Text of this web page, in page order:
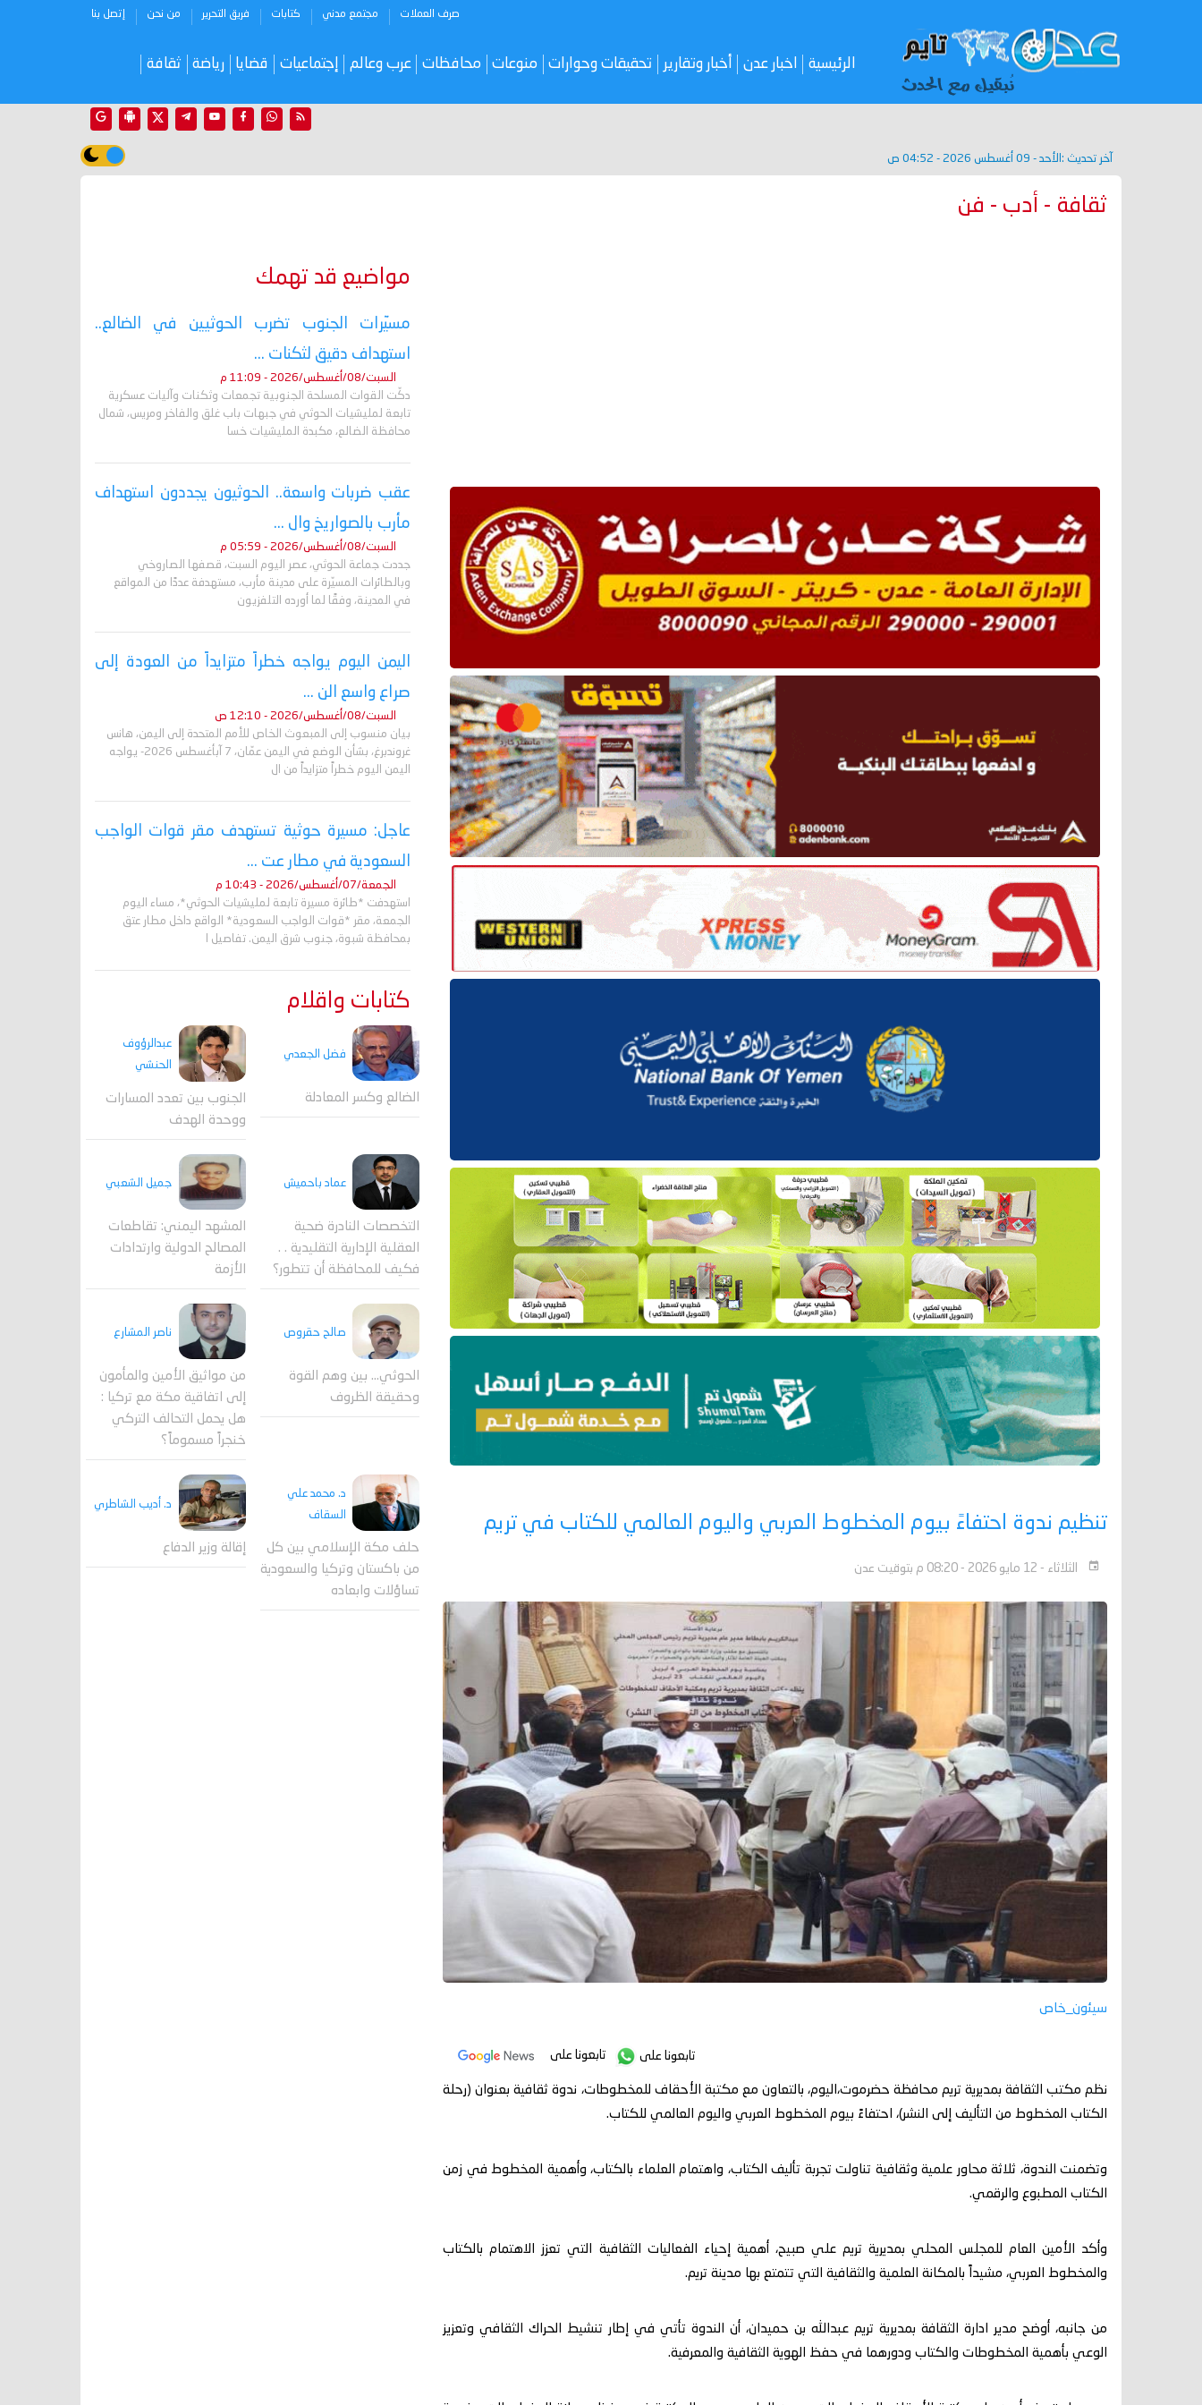
صرف العملات مجتمع مدني كتابات فريق التحرير من نحن إتصل بنا
الرئيسية اخبار عدن أخبار وتقارير تحقيقات وحوارات منوعات محافظات عرب وعالم إجتماعيات قضايا رياضة ثقافة
آخر تحديث : الأحد - 09 أغسطس 2026 - 04:52 ص
ثقافة - أدب - فن
تنظيم ندوة احتفاءً بيوم المخطوط العربي واليوم العالمي للكتاب في تريم
الثلاثاء - 12 مايو 2026 - 08:20 م بتوقيت عدن
سيئون_خاص
تابعونا على تابعونا على
نظم مكتب الثقافة بمديرية تريم محافظة حضرموت،اليوم، بالتعاون مع مكتبة الأحقاف للمخطوطات، ندوة ثقافية بعنوان (رحلة
الكتاب المخطوط من التأليف إلى النشر)، احتفاءً بيوم المخطوط العربي واليوم العالمي للكتاب.
وتضمنت الندوة، ثلاثة محاور علمية وثقافية تناولت تجربة تأليف الكتاب، واهتمام العلماء بالكتاب، وأهمية المخطوط في زمن
الكتاب المطبوع والرقمي.
وأكد الأمين العام للمجلس المحلي بمديرية تريم علي صبيح، أهمية إحياء الفعاليات الثقافية التي تعزز الاهتمام بالكتاب
والمخطوط العربي، مشيداً بالمكانة العلمية والثقافية التي تتمتع بها مدينة تريم.
من جانبه، أوضح مدير ادارة الثقافة بمديرية تريم عبدالله بن حميدان، أن الندوة تأتي في إطار تنشيط الحراك الثقافي وتعزيز
الوعي بأهمية المخطوطات والكتاب ودورهما في حفظ الهوية الثقافية والمعرفية.
مواضيع قد تهمك
مسيّرات الجنوب تضرب الحوثيين في الضالع..
استهداف دقيق لثكنات ...
السبت/08/أغسطس/2026 - 11:09 م
دكّت القوات المسلحة الجنوبية تجمعات وثكنات وآليات عسكرية
تابعة لمليشيات الحوثي في جبهات باب غلق والفاخر ومريس، شمال
محافظة الضالع، مكبدة المليشيات خسا
عقب ضربات واسعة.. الحوثيون يجددون استهداف
مأرب بالصواريخ وال ...
السبت/08/أغسطس/2026 - 05:59 م
جددت جماعة الحوثي، عصر اليوم السبت، قصفها الصاروخي
وبالطائرات المسيّرة على مدينة مأرب، مستهدفة عددًا من المواقع
في المدينة، وفقًا لما أورده التلفزيون
اليمن اليوم يواجه خطراً متزايداً من العودة إلى
صراع واسع الن ...
السبت/08/أغسطس/2026 - 12:10 ص
بيان منسوب إلى المبعوث الخاص للأمم المتحدة إلى اليمن، هانس
غروندبرغ، بشأن الوضع في اليمن عمّان، 7 آبأغسطس 2026- يواجه
اليمن اليوم خطراً متزايداً من ال
عاجل: مسيرة حوثية تستهدف مقر قوات الواجب
السعودية في مطار عت ...
الجمعة/07/أغسطس/2026 - 10:43 م
استهدفت *طائرة مسيرة تابعة لمليشيات الحوثي*، مساء اليوم
الجمعة، مقر *قوات الواجب السعودية* الواقع داخل مطار عتق
بمحافظة شبوة، جنوب شرق اليمن. تفاصيل ا
كتابات واقلام
فضل الجعدي
الضالع وكسر المعادلة
عبدالرؤوف
الحنشي
الجنوب بين تعدد المسارات
ووحدة الهدف
عماد باحميش
التخصصات النادرة ضحية
العقلية الإدارية التقليدية . .
فكيف للمحافظة أن تتطور؟
جميل الشعبي
المشهد اليمني: تقاطعات
المصالح الدولية وارتدادات
الأزمة
صالح حقروص
الحوثي... بين وهم القوة
وحقيقة الظروف
ناصر المشارع
من مواثيق الأمين والمأمون
إلى اتفاقية مكة مع تركيا :
هل يحمل التحالف التركي
خنجراً مسموماً؟
د. محمد علي
السقاف
حلف مكة الإسلامي بين كل
من باكستان وتركيا والسعودية
تساؤلات وابعاده
د. أديب الشاطري
إقالة وزير الدفاع